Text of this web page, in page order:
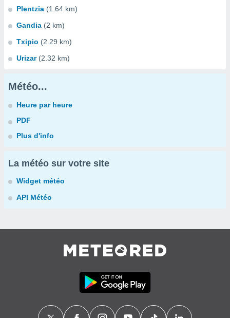
Plentzia (1.64 km)
Gandia (2 km)
Txipio (2.29 km)
Urizar (2.32 km)
Météo...
Heure par heure
PDF
Plus d'info
La météo sur votre site
Widget météo
API Météo